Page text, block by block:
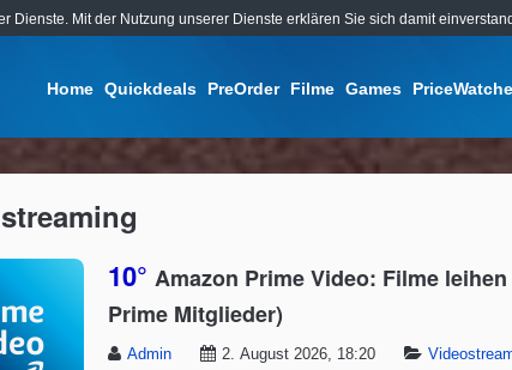
Home Quickdeals PreOrder Filme Games
10° Amazon Prime Video: Filme
Prime Mitglieder)
Admin 2. August 2026, 18:20
Dienste. Mit der Nutzung unserer Dienste erklären Sie sich damit